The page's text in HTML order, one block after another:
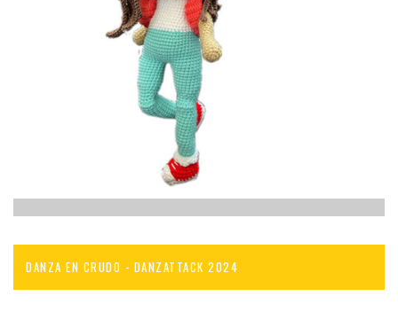
DANZA EN CRUDO - DANZATTACK 2024